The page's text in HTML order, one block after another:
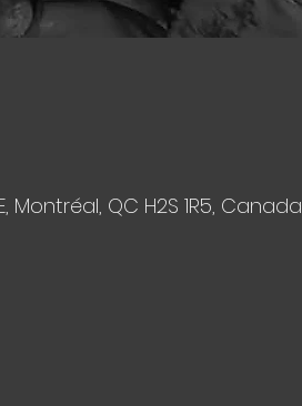
Montréal, QC H2S 1R5, Canada